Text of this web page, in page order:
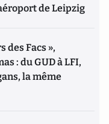
de Leipzig
des Facs »,
: du GUD à LFI,
la même